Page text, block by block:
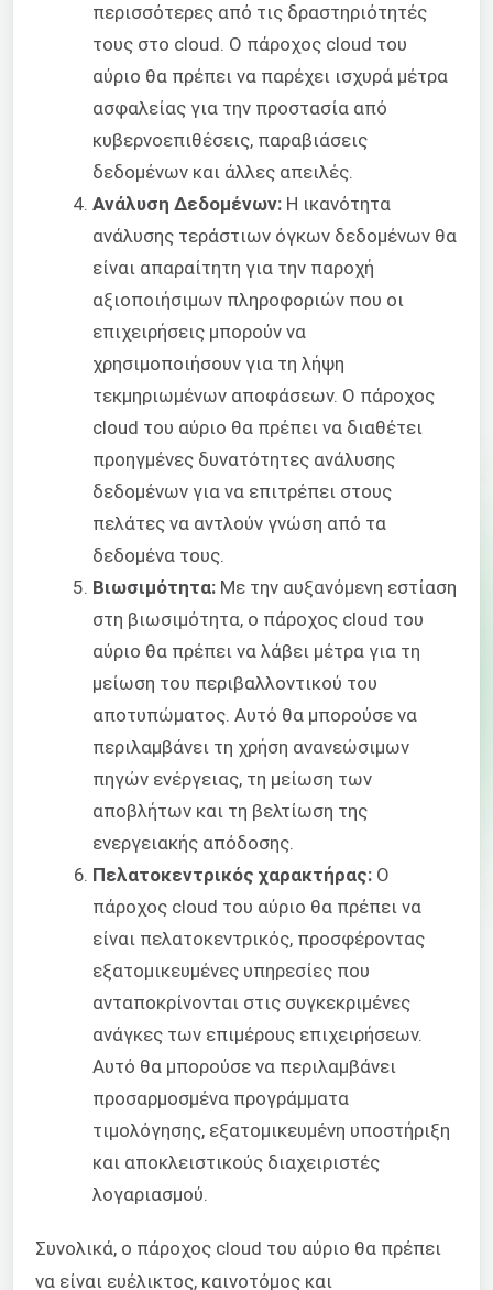
περισσότερες από τις δραστηριότητές
τους στο cloud. Ο πάροχος cloud του
αύριο θα πρέπει να παρέχει ισχυρά μέτρα
ασφαλείας για την προστασία από
κυβερνοεπιθέσεις, παραβιάσεις
δεδομένων και άλλες απειλές.
Ανάλυση Δεδομένων: Η ικανότητα
ανάλυσης τεράστιων όγκων δεδομένων θα
είναι απαραίτητη για την παροχή
αξιοποιήσιμων πληροφοριών που οι
επιχειρήσεις μπορούν να
χρησιμοποιήσουν για τη λήψη
τεκμηριωμένων αποφάσεων. Ο πάροχος
cloud του αύριο θα πρέπει να διαθέτει
προηγμένες δυνατότητες ανάλυσης
δεδομένων για να επιτρέπει στους
πελάτες να αντλούν γνώση από τα
δεδομένα τους.
Βιωσιμότητα: Με την αυξανόμενη εστίαση
στη βιωσιμότητα, ο πάροχος cloud του
αύριο θα πρέπει να λάβει μέτρα για τη
μείωση του περιβαλλοντικού του
αποτυπώματος. Αυτό θα μπορούσε να
περιλαμβάνει τη χρήση ανανεώσιμων
πηγών ενέργειας, τη μείωση των
αποβλήτων και τη βελτίωση της
ενεργειακής απόδοσης.
Πελατοκεντρικός χαρακτήρας: Ο
πάροχος cloud του αύριο θα πρέπει να
είναι πελατοκεντρικός, προσφέροντας
εξατομικευμένες υπηρεσίες που
ανταποκρίνονται στις συγκεκριμένες
ανάγκες των επιμέρους επιχειρήσεων.
Αυτό θα μπορούσε να περιλαμβάνει
προσαρμοσμένα προγράμματα
τιμολόγησης, εξατομικευμένη υποστήριξη
και αποκλειστικούς διαχειριστές
λογαριασμού.
Συνολικά, ο πάροχος cloud του αύριο θα πρέπει
να είναι ευέλικτος, καινοτόμος και